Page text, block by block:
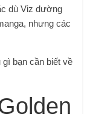
dù Viz dường
nhưng các
bạn cần biết về